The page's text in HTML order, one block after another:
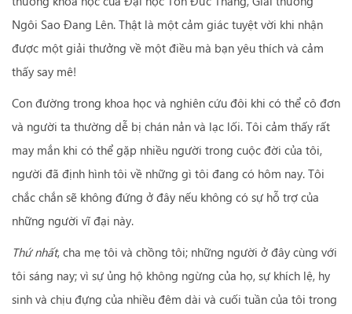
Ngôi Sao Đang Lên. Thật là một cảm giác tuyệt vời khi nhận
được một giải thưởng về một điều mà bạn yêu thích và cảm
thấy say mê!
Con đường trong khoa học và nghiên cứu đôi khi có thể cô đơn
và người ta thường dễ bị chán nản và lạc lối. Tôi cảm thấy rất
may mắn khi có thể gặp nhiều người trong cuộc đời của tôi,
người đã định hình tôi về những gì tôi đang có hôm nay. Tôi
chắc chắn sẽ không đứng ở đây nếu không có sự hỗ trợ của
những người vĩ đại này.
Thứ nhất, cha mẹ tôi và chồng tôi; những người ở đây cùng với
tôi sáng nay; vì sự ủng hộ không ngừng của họ, sự khích lệ, hy
sinh và chịu đựng của nhiều đêm dài và cuối tuần của tôi trong